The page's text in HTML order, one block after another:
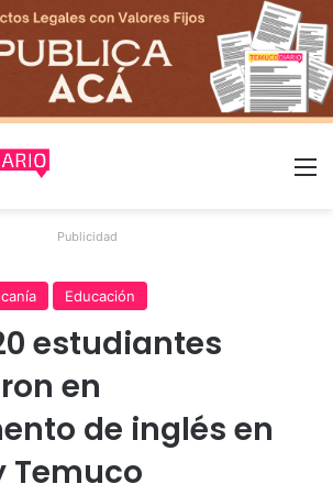
Publicidad
Educación
estudiantes
en
de inglés en
Temuco